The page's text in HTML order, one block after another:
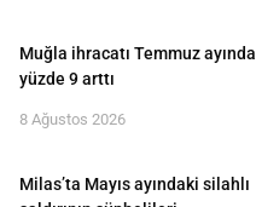
Muğla ihracatı Temmuz ayında
yüzde 9 arttı
8 Ağustos 2026
Milas’ta Mayıs ayındaki silahlı